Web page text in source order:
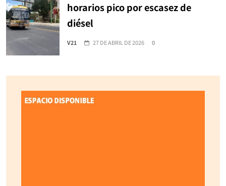
horarios pico por escasez de
diésel
V21 27 DE ABRIL DE 2026 0